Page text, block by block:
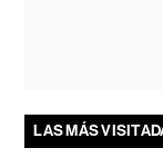
LAS MÁS